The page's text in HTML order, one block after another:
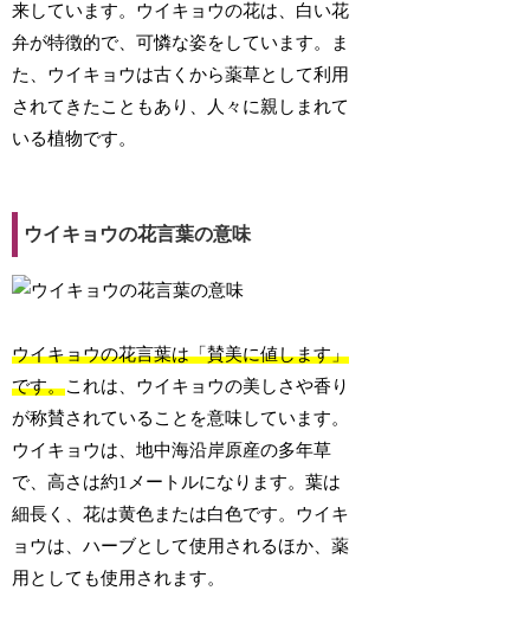
来しています。ウイキョウの花は、白い花
弁が特徴的で、可憐な姿をしています。ま
た、ウイキョウは古くから薬草として利用
されてきたこともあり、人々に親しまれて
いる植物です。
ウイキョウの花言葉の意味
ウイキョウの花言葉は「賛美に値します」
です。これは、ウイキョウの美しさや香り
が称賛されていることを意味しています。
ウイキョウは、地中海沿岸原産の多年草
で、高さは約1メートルになります。葉は
細長く、花は黄色または白色です。ウイキ
ョウは、ハーブとして使用されるほか、薬
用としても使用されます。